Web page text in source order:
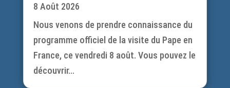
8 Août 2026
Nous venons de prendre connaissance du
programme officiel de la visite du Pape en
France, ce vendredi 8 août. Vous pouvez le
découvrir...